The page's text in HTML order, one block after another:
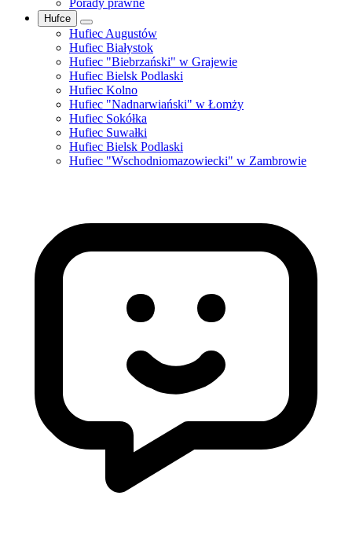
Porady prawne
Hufce
Hufiec Augustów
Hufiec Białystok
Hufiec "Biebrzański" w Grajewie
Hufiec Bielsk Podlaski
Hufiec Kolno
Hufiec "Nadnarwiański" w Łomży
Hufiec Sokółka
Hufiec Suwałki
Hufiec Bielsk Podlaski
Hufiec "Wschodniomazowiecki" w Zambrowie